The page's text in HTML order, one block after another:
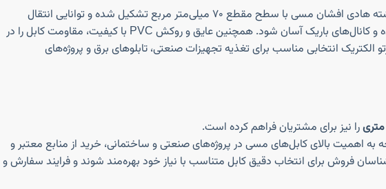
کابل افشان ۷۰*۳ پرتو الکتریک یکی از کابل‌های قوی و پرکاربرد در صنعت برق و پروژه‌های ساختمانی بزرگ است. این کابل از سه رشته هادی افشان مسی با سطح مقطع ۷۰ میلی‌متر مربع تشکیل شده و توانایی انتقال
جریان‌های بالا را با کمترین افت ولتاژ فراهم می‌کند. انعطاف‌پذیری هادی‌های افشان باعث می‌شود نصب کابل در مسیرهای پیچیده و کانال‌های باریک آسان شود. همچنین عایق و روکش PVC با کیفیت، مقاومت کابل را در
رطوبت، سایش و شرایط محیطی گوناگون افزایش داده و طول عمر آن را به میزان قابل توجهی بالا می‌برد. کابل افشان ۷۰*۳ پرتو الکتریک انتخابی مناسب برای تغذیه تجهیزات صنعتی، تابلوهای برق و پروژه‌های
را نیز برای مشتریان فراهم کرده است.
به اهمیت بالای کابل‌های مسی در پروژه‌های صنعتی و ساختمانی، خرید از منابع معتبر و
فروش برای انتخاب دقیق کابل متناسب با نیاز خود بهره‌مند شوند و فرایند سفارش و